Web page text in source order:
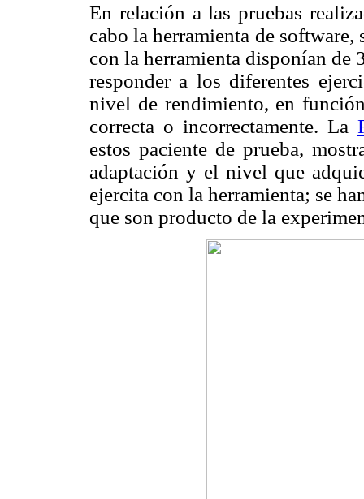
En relación a las pruebas
cabo la herramienta de
con la herramienta disponían de
responder a los diferentes
nivel de rendimiento, en
correcta o incorrectamente. La
estos paciente de prueba,
adaptación y el nivel que
ejercita con la herramienta; se
que son producto de la